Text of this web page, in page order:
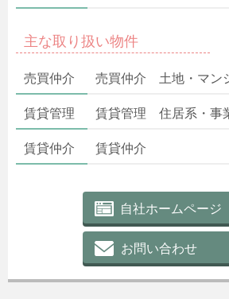
主な取り扱い物件
売買仲介 売買仲介 土地・マン
賃貸管理 賃貸管理 住居系・事
賃貸仲介 賃貸仲介
自社ホームページ
お問い合わせ